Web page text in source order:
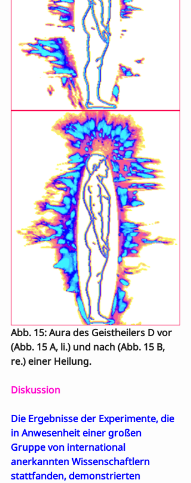
Abb. 15: Aura des Geistheilers D vor
(Abb. 15 A, li.) und nach (Abb. 15 B,
re.) einer Heilung.
Diskussion
Die Ergebnisse der Experimente, die
in Anwesenheit einer großen
Gruppe von international
anerkannten Wissenschaftlern
stattfanden, demonstrierten